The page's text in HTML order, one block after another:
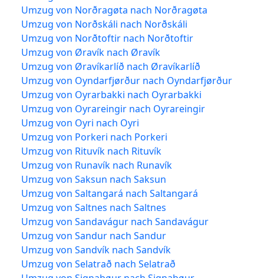
Umzug von Norðragøta nach Norðragøta
Umzug von Norðskáli nach Norðskáli
Umzug von Norðtoftir nach Norðtoftir
Umzug von Øravík nach Øravík
Umzug von Øravíkarlíð nach Øravíkarlíð
Umzug von Oyndarfjørður nach Oyndarfjørður
Umzug von Oyrarbakki nach Oyrarbakki
Umzug von Oyrareingir nach Oyrareingir
Umzug von Oyri nach Oyri
Umzug von Porkeri nach Porkeri
Umzug von Rituvík nach Rituvík
Umzug von Runavík nach Runavík
Umzug von Saksun nach Saksun
Umzug von Saltangará nach Saltangará
Umzug von Saltnes nach Saltnes
Umzug von Sandavágur nach Sandavágur
Umzug von Sandur nach Sandur
Umzug von Sandvík nach Sandvík
Umzug von Selatrað nach Selatrað